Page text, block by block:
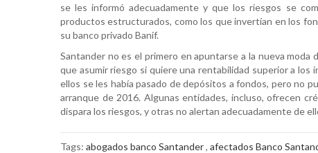
se les informó adecuadamente y que los riesgos se
productos estructurados, como los que invertían en los
su banco privado Banif.
Santander no es el primero en apuntarse a la nueva
que asumir riesgo si quiere una rentabilidad superior a
ellos se les había pasado de depósitos a fondos, pero no
arranque de 2016. Algunas entidades, incluso, ofrecen
dispara los riesgos, y otras no alertan adecuadamente de
Tags: abogados banco Santander, afectados Banco